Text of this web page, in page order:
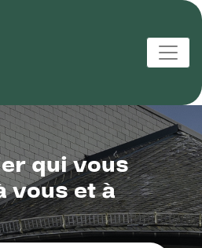
qui vous
vous et à